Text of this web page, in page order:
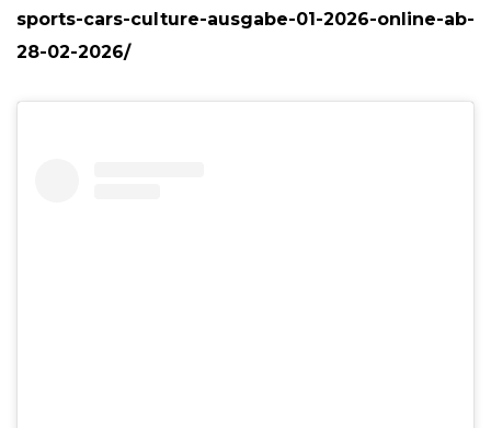
sports-cars-culture-ausgabe-01-2026-online-ab-
28-02-2026/